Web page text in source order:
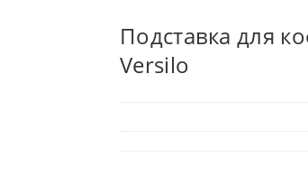
Подставка для
Versilo